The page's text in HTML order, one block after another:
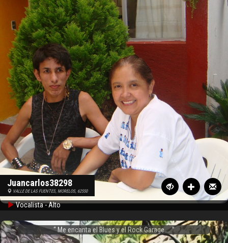
Juancarlos38298
VALLE DE LAS FUENTES, MORELOS, 62550
Vocalista - Alto
Me encanta el Blues y el Rock Garage....